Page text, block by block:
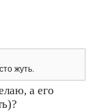
жуть.
а его